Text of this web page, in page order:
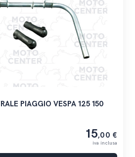
PIAGGIO VESPA 125 150
15,00 €
iva inclusa